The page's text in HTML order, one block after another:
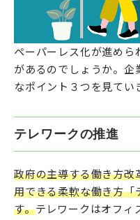
ペーパーレス化が進めら
があるのでしょうか。企
なポイント３つを見てい
テレワークの推進
政府の主導する働き方改
用できる柔軟な働き方「
す。テレワークはオフィ